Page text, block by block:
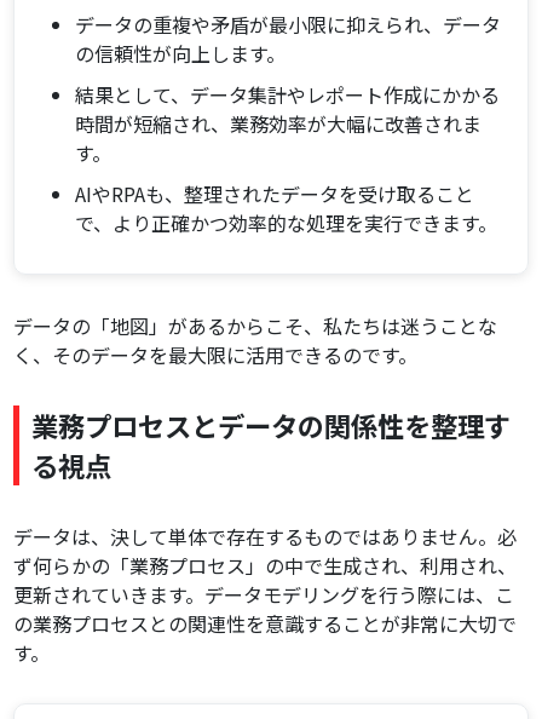
データの重複や矛盾が最小限に抑えられ、データ
の信頼性が向上します。
結果として、データ集計やレポート作成にかかる
時間が短縮され、業務効率が大幅に改善されま
す。
AIやRPAも、整理されたデータを受け取ること
で、より正確かつ効率的な処理を実行できます。
データの「地図」があるからこそ、私たちは迷うことな
く、そのデータを最大限に活用できるのです。
業務プロセスとデータの関係性を整理す
る視点
データは、決して単体で存在するものではありません。必
ず何らかの「業務プロセス」の中で生成され、利用され、
更新されていきます。データモデリングを行う際には、こ
の業務プロセスとの関連性を意識することが非常に大切で
す。